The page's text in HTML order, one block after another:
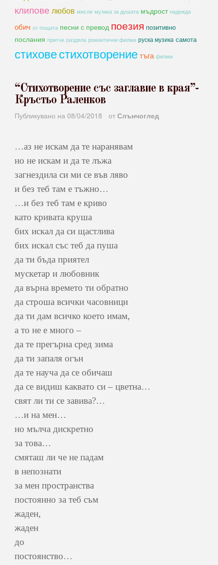
клипове любов мисли музика за душата мъдрост надежда
обич от пощата песни с превод поезия позитивно
послания притчи раздяла романтични филми руска музика самота
стиховестихотворениетъга филми
“Стихотворение със заглавие в края”-
Кръстьо Раленков
Публикувано на 08/04/2018 от Слънчоглед
…аз не искам да те наранявам
но не искам и да те лъжа
загнездила си ми се във ляво
и без теб там е тъжно…
…и без теб там е криво
като кривата круша
бих искал да си щастлива
бих искал със теб да пуша
да ти бъда приятел
мускетар и любовник
да върна времето ти обратно
да строша всички часовници
да ти дам всичко което имам,
а то не е много –
да те прегърна сред зима
да ти запаля огън
да те науча да се обичаш
да се видиш каквато си – цветна…
свят ли ти се завива?…
…и на мен…
но мълча дискретно
за това…
смяташ ли че не падам
в непознати
за мен пространства
постоянно за теб съм
жаден,
жаден
до
постоянство…